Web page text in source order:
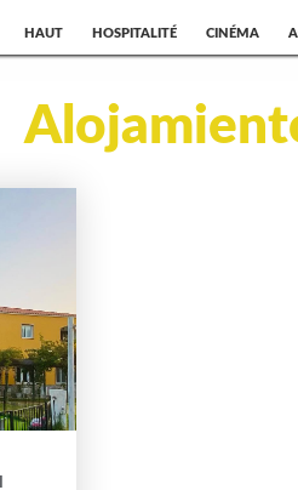
HAUT HOSPITALITÉ CINÉMA